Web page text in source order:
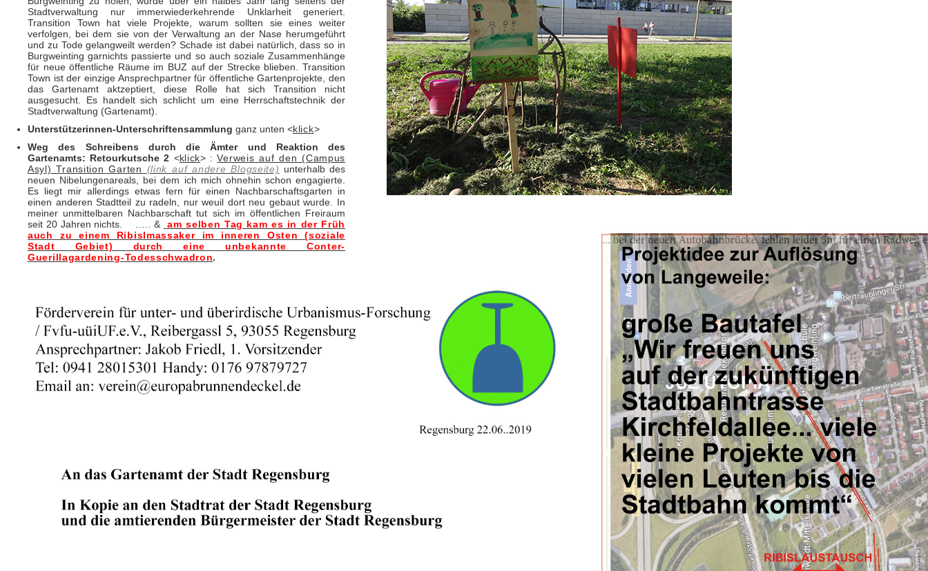
Stadtverwaltung nur immerwiederkehrende Unklarheit generiert.
Transition Town hat viele Projekte, warum sollten sie eines weiter
verfolgen, bei dem sie von der Verwaltung an der Nase herumgeführt
und zu Tode gelangweilt werden? Schade ist dabei natürlich, dass so in
Burgweinting garnichts passierte und so auch soziale Zusammenhänge
für neue öffentliche Räume im BUZ auf der Strecke blieben. Transition
Town ist der einzige Ansprechpartner für öffentliche Gartenprojekte, den
das Gartenamt aktzeptiert, diese Rolle hat sich Transition nicht
ausgesucht. Es handelt sich schlicht um eine Herrschaftstechnik der
Stadtverwaltung (Gartenamt).
Unterstützerinnen-Unterschriftensammlung ganz unten <klick>
Weg des Schreibens durch die Ämter und Reaktion des
Gartenamts: Retourkutsche 2 <klick> :Verweis auf den (Campus
Asyl) Transition Garten (link auf andere Blogseite) unterhalb des
neuen Nibelungenareals, bei dem ich mich ohnehin schon engagierte.
Es liegt mir allerdings etwas fern für einen Nachbarschaftsgarten in
einen anderen Stadtteil zu radeln, nur weuil dort neu gebaut wurde. In
meiner unmittelbaren Nachbarschaft tut sich im öffentlichen Freiraum
seit 20 Jahren nichts. ….. &
am selben Tag kam es in der Früh
auch zu einem Ribislmassaker im inneren Osten (soziale
Stadt Gebiet) durch eine unbekannte Conter-
Guerillagardening-Todesschwadron.